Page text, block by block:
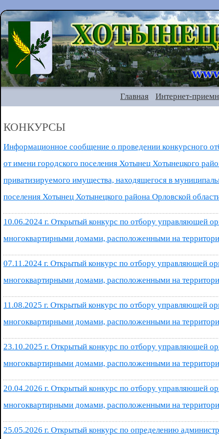
Главная Интернет-
КОНКУРСЫ
Информационное сообщение о проведении конкурсного
от имени городского поселения Хотынец Хотынецкого
приватизируемого имущества, находящегося в
поселения Хотынец Хотынецкого района Орловской
10.06.2024 г. Открытый конкурс по отбору управляющей
многоквартирными домами, расположенными на
07.11.2024 г. Открытый конкурс по отбору управляющей
многоквартирными домами, расположенными на
11.08.2025 г. Открытый конкурс по отбору управляющей
многоквартирными домами, расположенными на
23.10.2025 г. Открытый конкурс по отбору управляющей
многоквартирными домами, расположенными на
20.04.2026 г. Открытый конкурс по отбору управляющей
многоквартирными домами, расположенными на
25.05.2026 г. Открытый конкурс по определению